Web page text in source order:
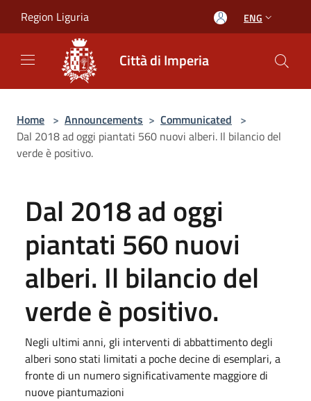
Region Liguria ENG
Città di Imperia
Home > Announcements > Communicated >
Dal 2018 ad oggi piantati 560 nuovi alberi. Il bilancio del
verde è positivo.
Dal 2018 ad oggi
piantati 560 nuovi
alberi. Il bilancio del
verde è positivo.
Negli ultimi anni, gli interventi di abbattimento degli
alberi sono stati limitati a poche decine di esemplari, a
fronte di un numero significativamente maggiore di
nuove piantumazioni